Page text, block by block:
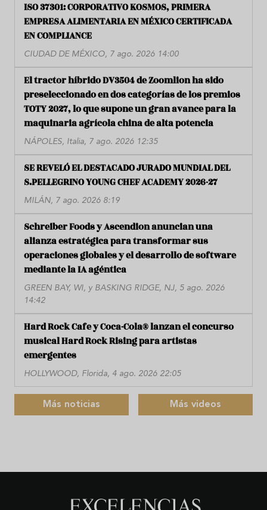
ISO 37301: CORPORATIVO KOSMOS, PRIMERA
EMPRESA ALIMENTARIA EN MÉXICO CERTIFICADA
EN COMPLIANCE
CIUDAD DE MÉXICO, 7 ago. 2026 14:00
El tractor híbrido DV3504 de Zoomlion ha sido
preseleccionado en dos categorías de los premios
TOTY 2027, lo que supone un gran avance para la
maquinaria agrícola china de alta potencia
NÁPOLES, Italia, 7 ago. 2026 12:35
SE REVELÓ EL DESTACADO JURADO MUNDIAL DEL
S.PELLEGRINO YOUNG CHEF ACADEMY 2026-27
MILÁN, 7 ago. 2026 8:19
Schreiber Foods y Ascendion anuncian una
alianza estratégica para transformar sus
operaciones globales y el desarrollo de software
mediante la IA agéntica
GREEN BAY, WI, y BASKING RIDGE, NJ, 5 ago. 2026
14:42
Hard Rock Cafe y Coca-Cola® lanzan el concurso
musical Hard Rock Rising para artistas
emergentes
HOLLYWOOD, Florida, 4 ago. 2026 22:05
Más noticias Más videos